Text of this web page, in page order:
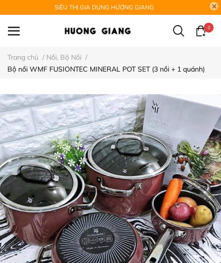
SIÊU THỊ GIA DỤNG HƯƠNG GIANG
0
Trang chủ / Nồi, Bộ Nồi /
Bộ nồi WMF FUSIONTEC MINERAL POT SET (3 nồi + 1 quánh)